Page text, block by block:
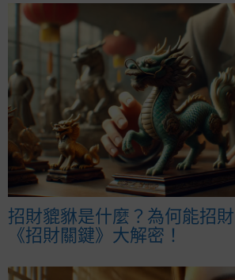
招財貔貅是什麼？為何能招
《招財關鍵》大解密！